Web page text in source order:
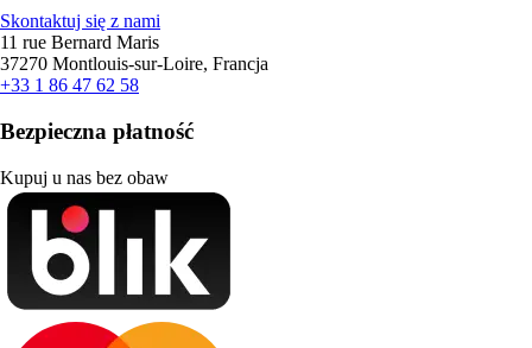
Skontaktuj się z nami
11 rue Bernard Maris
37270 Montlouis-sur-Loire, Francja
+33 1 86 47 62 58
Bezpieczna płatność
Kupuj u nas bez obaw